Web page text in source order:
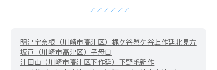
明津宇奈根（川崎市高津区） 梶ケ谷蟹ケ谷 上作延北見方
坂戸（川崎市高津区） 子母口
津田山（川崎市高津区下作延） 下野毛新作